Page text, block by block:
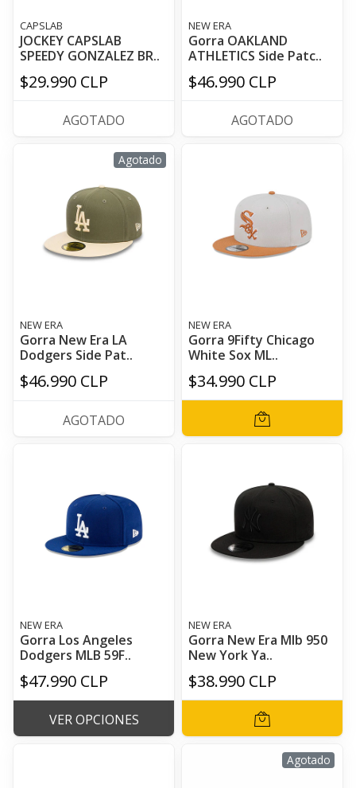
CAPSLAB
JOCKEY CAPSLAB
SPEEDY GONZALEZ BR..
$29.990 CLP
AGOTADO
NEW ERA
Gorra OAKLAND
ATHLETICS Side Patc..
$46.990 CLP
AGOTADO
Agotado
NEW ERA
Gorra New Era LA
Dodgers Side Pat..
$46.990 CLP
AGOTADO
NEW ERA
Gorra 9Fifty Chicago
White Sox ML..
$34.990 CLP
NEW ERA
Gorra Los Angeles
Dodgers MLB 59F..
$47.990 CLP
VER OPCIONES
NEW ERA
Gorra New Era Mlb 950
New York Ya..
$38.990 CLP
Agotado